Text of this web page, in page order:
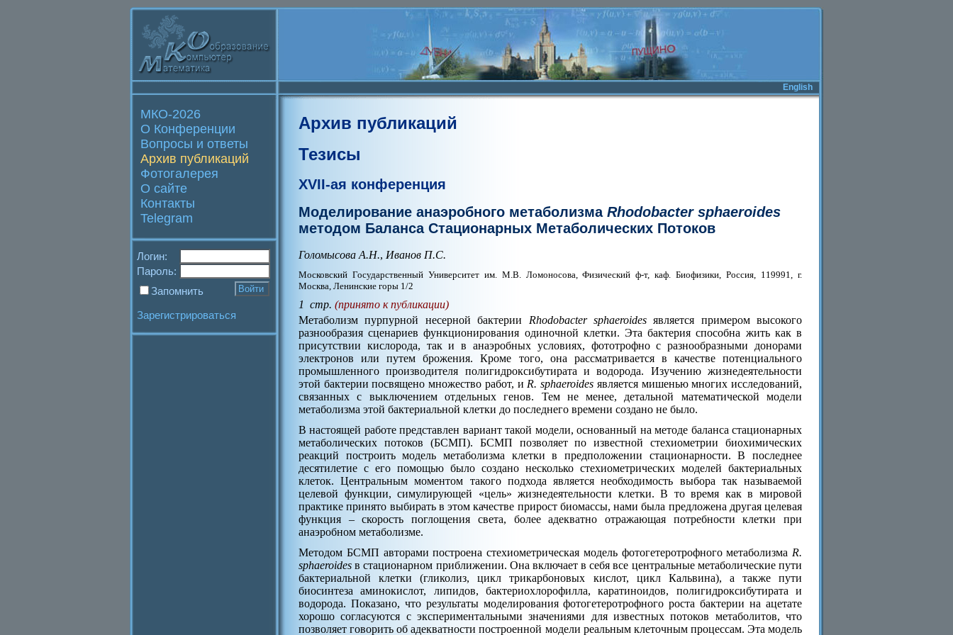
English
МКО-2026
О Конференции
Вопросы и ответы
Архив публикаций
Фотогалерея
О сайте
Контакты
Telegram
Логин:
Пароль:
Запомнить
Зарегистрироваться
Архив публикаций
Тезисы
XVII-ая конференция
Моделирование анаэробного метаболизма Rhodobacter sphaeroides
методом Баланса Стационарных Метаболических Потоков
Голомысова А.Н., Иванов П.С.
Московский Государственный Университет им. М.В. Ломоносова, Физический ф-т, каф. Биофизики, Россия, 119991, г.
Москва, Ленинские горы 1/2
1 стр. (принято к публикации)
Метаболизм пурпурной несерной бактерии Rhodobacter sphaeroidesявляется примером высокого
разнообразия сценариев функционирования одиночной клетки. Эта бактерия способна жить как в
присутствии кислорода, так и в анаэробных условиях, фототрофно с разнообразными донорами
электронов или путем брожения. Кроме того, она рассматривается в качестве потенциального
промышленного производителя полигидроксибутирата и водорода. Изучению жизнедеятельности
этой бактерии посвящено множество работ, и R. sphaeroides является мишенью многих исследований,
связанных с выключением отдельных генов. Тем не менее, детальной математической модели
метаболизма этой бактериальной клетки до последнего времени создано не было.
В настоящей работе представлен вариант такой модели, основанный на методе баланса стационарных
метаболических потоков (БСМП). БСМП позволяет по известной стехиометрии биохимических
реакций построить модель метаболизма клетки в предположении стационарности. В последнее
десятилетие с его помощью было создано несколько стехиометрических моделей бактериальных
клеток. Центральным моментом такого подхода является необходимость выбора так называемой
целевой функции, симулирующей «цель» жизнедеятельности клетки. В то время как в мировой
практике принято выбирать в этом качестве прирост биомассы, нами была предложена другая целевая
функция – скорость поглощения света, более адекватно отражающая потребности клетки при
анаэробном метаболизме.
Методом БСМП авторами построена стехиометрическая модель фотогетеротрофного метаболизма R.
sphaeroides в стационарном приближении. Она включает в себя все центральные метаболические пути
бактериальной клетки (гликолиз, цикл трикарбоновых кислот, цикл Кальвина), а также пути
биосинтеза аминокислот, липидов, бактериохлорофилла, каратиноидов, полигидроксибутирата и
водорода. Показано, что результаты моделирования фотогетеротрофного роста бактерии на ацетате
хорошо согласуются с экспериментальными значениями для известных потоков метаболитов, что
позволяет говорить об адекватности построенной модели реальным клеточным процессам. Эта модель